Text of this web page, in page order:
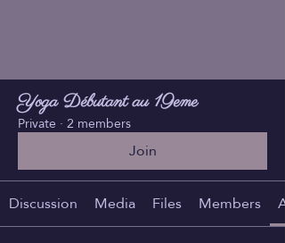
Yoga Débutant au 19eme
Private ·2 members
Join
Discussion
Media Files Members